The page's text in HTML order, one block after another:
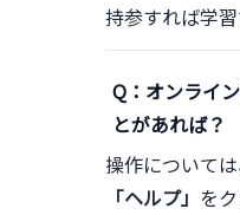
持参すれば学習
Q：オンライ
とがあれば？
操作について
「ヘルプ」 を